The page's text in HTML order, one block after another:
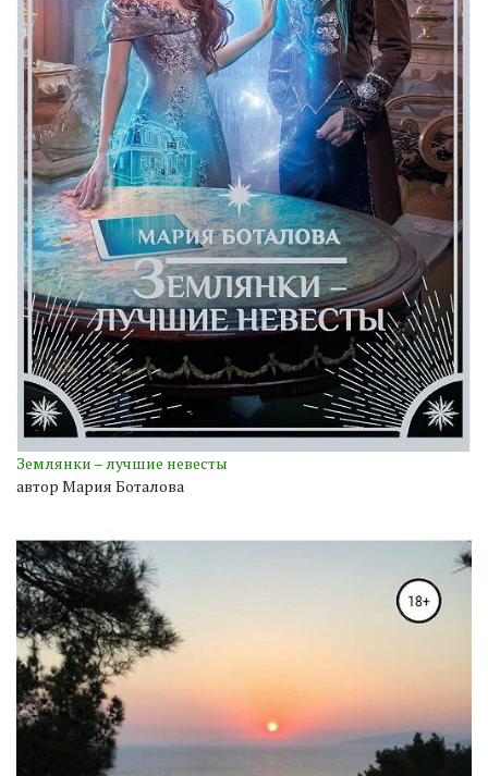
Землянки – лучшие невесты
автор Мария Боталова